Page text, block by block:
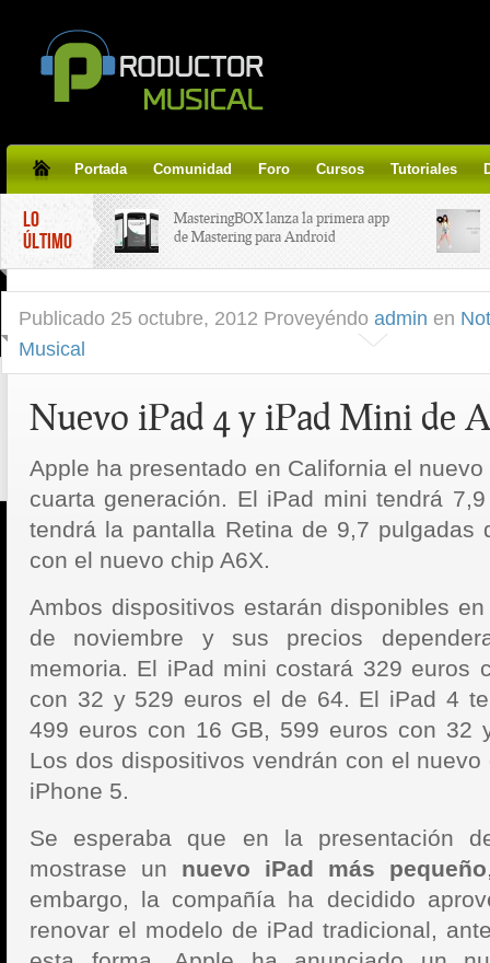
Portada Comunidad Foro Cursos Tutoriales
LO
ÚLTIMO
MasteringBOX lanza la primera app
de Mastering para Android
line gratis!
Korg lanza SDD-3000, el nuevo
aplicar efectos a tus voces.
Publicado 25 octubre, 2012 Proveyéndo admin en
Musical
Nuevo iPad 4 y iPad Mini de
Apple ha presentado en California el
cuarta generación. El iPad mini tendrá
tendrá la pantalla Retina de 9,7 pulgadas
con el nuevo chip A6X.
Ambos dispositivos estarán disponibles
de noviembre y sus precios
memoria. El iPad mini costará 329 euros
con 32 y 529 euros el de 64. El iPad 4
499 euros con 16 GB, 599 euros con 32
Los dos dispositivos vendrán con el
iPhone 5.
Se esperaba que en la presentación
mostrase un nuevo iPad más pequeño
embargo, la compañía ha decidido
renovar el modelo de iPad tradicional,